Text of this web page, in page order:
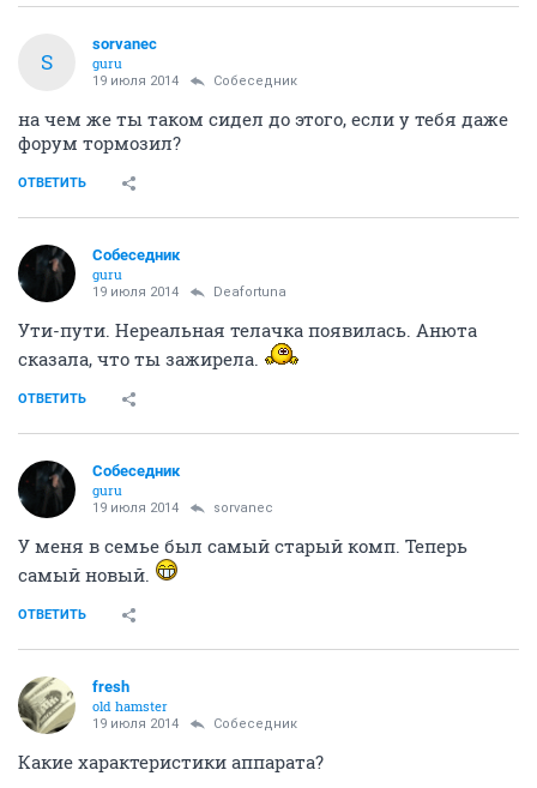
S
sorvanec
guru
19 июля 2014 Собеседник
на чем же ты таком сидел до этого, если у тебя даже
форум тормозил?
ОТВЕТИТЬ
Собеседник
guru
19 июля 2014 Deafortuna
Ути-пути. Нереальная телачка появилась. Анюта
сказала, что ты зажирела.
ОТВЕТИТЬ
Собеседник
guru
19 июля 2014 sorvanec
У меня в семье был самый старый комп. Теперь
самый новый.
ОТВЕТИТЬ
fresh
old hamster
19 июля 2014 Собеседник
Какие характеристики аппарата?